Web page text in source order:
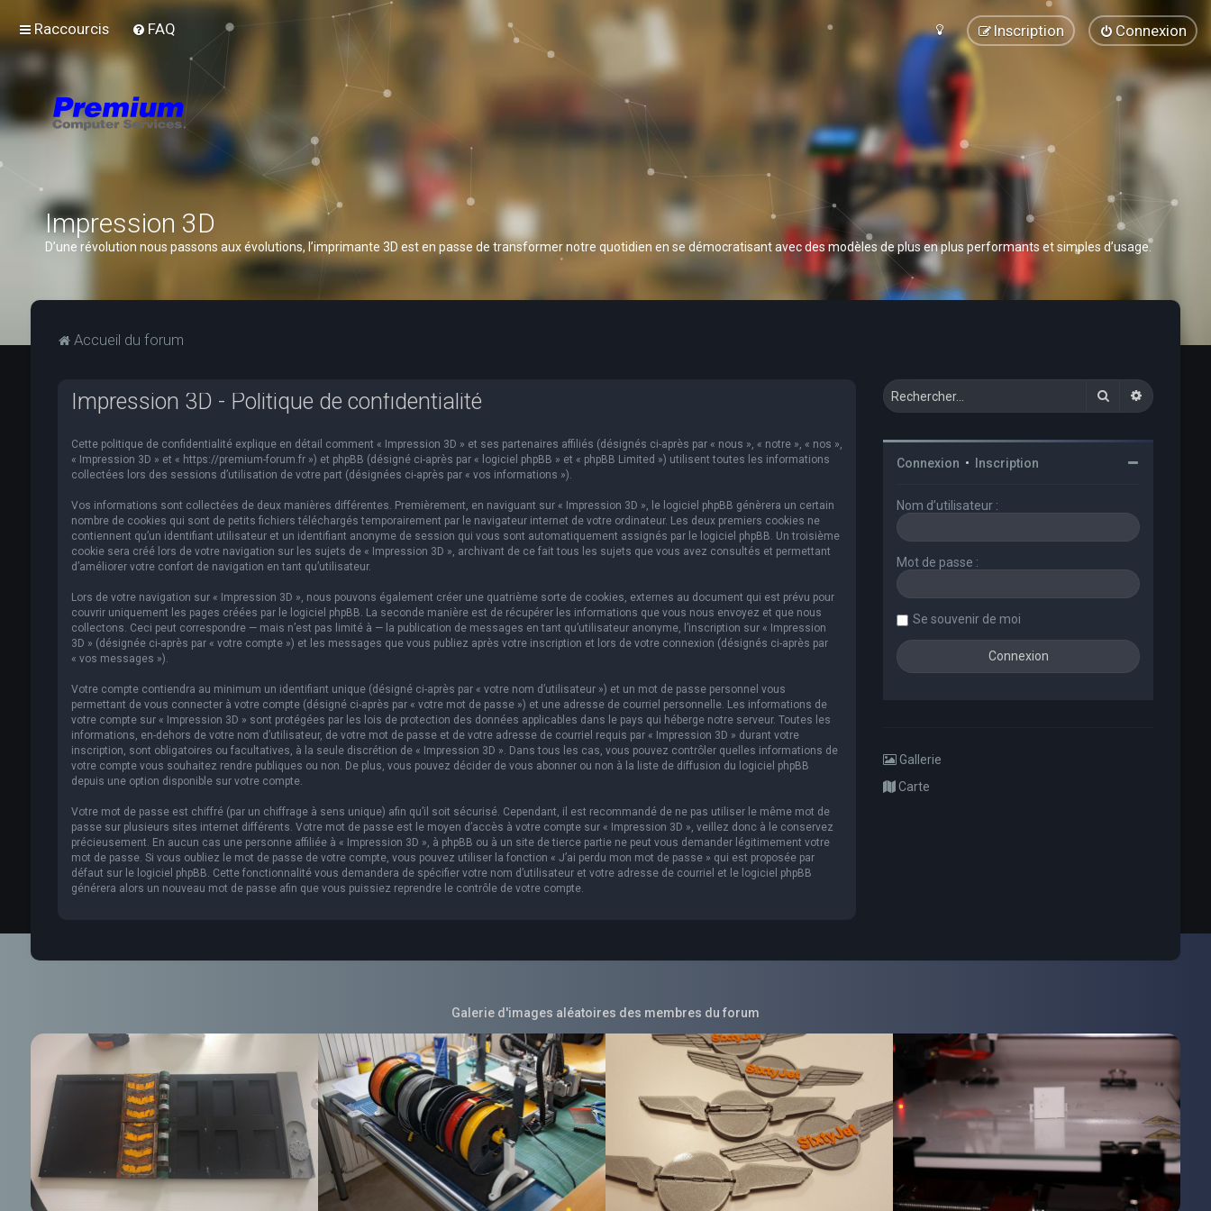
Raccourcis FAQ Connexion
Inscription
Impression 3D
D’une révolution nous passons aux évolutions, l’imprimante 3D est en passe de transformer notre quotidien en se démocratisant avec des modèles de plus en plus performants et simples d’usage.
Accueil du forum
Impression 3D - Politique de confidentialité
Cette politique de confidentialité explique en détail comment « Impression 3D » et ses partenaires affiliés (désignés ci-après par « nous », « notre », « nos »,
« Impression 3D » et « https://premium-forum.fr ») et phpBB (désigné ci-après par « logiciel phpBB » et « phpBB Limited ») utilisent toutes les informations
collectées lors des sessions d’utilisation de votre part (désignées ci-après par « vos informations »).
Vos informations sont collectées de deux manières différentes. Premièrement, en naviguant sur « Impression 3D », le logiciel phpBB génèrera un certain
nombre de cookies qui sont de petits fichiers téléchargés temporairement par le navigateur internet de votre ordinateur. Les deux premiers cookies ne
contiennent qu’un identifiant utilisateur et un identifiant anonyme de session qui vous sont automatiquement assignés par le logiciel phpBB. Un troisième
cookie sera créé lors de votre navigation sur les sujets de « Impression 3D », archivant de ce fait tous les sujets que vous avez consultés et permettant
d’améliorer votre confort de navigation en tant qu’utilisateur.
Lors de votre navigation sur « Impression 3D », nous pouvons également créer une quatrième sorte de cookies, externes au document qui est prévu pour
couvrir uniquement les pages créées par le logiciel phpBB. La seconde manière est de récupérer les informations que vous nous envoyez et que nous
collectons. Ceci peut correspondre — mais n’est pas limité à — la publication de messages en tant qu’utilisateur anonyme, l’inscription sur « Impression
3D » (désignée ci-après par « votre compte ») et les messages que vous publiez après votre inscription et lors de votre connexion (désignés ci-après par
« vos messages »).
Votre compte contiendra au minimum un identifiant unique (désigné ci-après par « votre nom d’utilisateur ») et un mot de passe personnel vous
permettant de vous connecter à votre compte (désigné ci-après par « votre mot de passe ») et une adresse de courriel personnelle. Les informations de
votre compte sur « Impression 3D » sont protégées par les lois de protection des données applicables dans le pays qui héberge notre serveur. Toutes les
informations, en-dehors de votre nom d’utilisateur, de votre mot de passe et de votre adresse de courriel requis par « Impression 3D » durant votre
inscription, sont obligatoires ou facultatives, à la seule discrétion de « Impression 3D ». Dans tous les cas, vous pouvez contrôler quelles informations de
votre compte vous souhaitez rendre publiques ou non. De plus, vous pouvez décider de vous abonner ou non à la liste de diffusion du logiciel phpBB
depuis une option disponible sur votre compte.
Votre mot de passe est chiffré (par un chiffrage à sens unique) afin qu’il soit sécurisé. Cependant, il est recommandé de ne pas utiliser le même mot de
passe sur plusieurs sites internet différents. Votre mot de passe est le moyen d’accès à votre compte sur « Impression 3D », veillez donc à le conservez
précieusement. En aucun cas une personne affiliée à « Impression 3D », à phpBB ou à un site de tierce partie ne peut vous demander légitimement votre
mot de passe. Si vous oubliez le mot de passe de votre compte, vous pouvez utiliser la fonction « J’ai perdu mon mot de passe » qui est proposée par
défaut sur le logiciel phpBB. Cette fonctionnalité vous demandera de spécifier votre nom d’utilisateur et votre adresse de courriel et le logiciel phpBB
générera alors un nouveau mot de passe afin que vous puissiez reprendre le contrôle de votre compte.
Rechercher
Connexion • Inscription
Nom d’utilisateur :
Mot de passe :
Se souvenir de moi
Gallerie
Carte
Galerie d'images aléatoires des membres du forum